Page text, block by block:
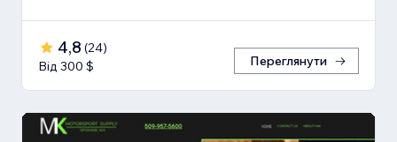
4,8 (24)
Від 300 $
Переглянути